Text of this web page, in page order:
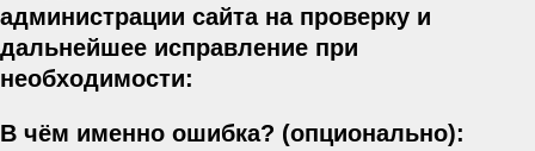
администрации сайта на проверку и
дальнейшее исправление при
необходимости:
В чём именно ошибка? (опционально):